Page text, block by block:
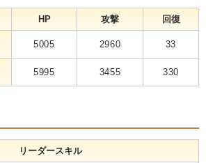
HP 攻撃 回復
5005 2960 33
5995 3455 330
リーダースキル